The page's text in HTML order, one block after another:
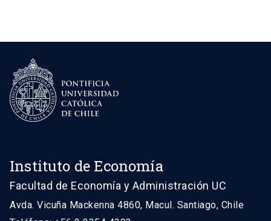
Instituto de Economía
Facultad de Economía y Administración UC
Avda. Vicuña Mackenna 4860, Macul. Santiago, Chile